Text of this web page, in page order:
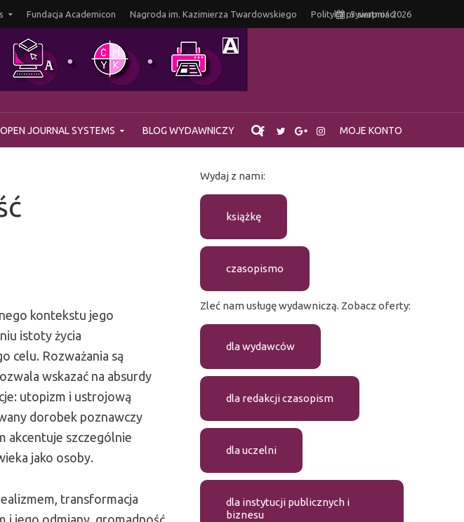
Fundacja Academicon Nagroda im. Kazimierza Twardowskiego Polityka prywatności
5 sierpnia 2026
OPEN JOURNAL SYSTEMS BLOG WYDAWNICZY MOJE KONTO
kontekstu jego
istoty życia
celu. Rozważania są
wskazać na absurdy
utopizm i ustrojową
dorobek poznawczy
akcentuje szczególnie
jako osoby.
transformacja
i jego odmiany, gromadność
Wydaj z nami:
książkę
czasopismo
Zleć nam usługę wydawniczą. Zobacz oferty:
dla wydawców
dla redakcji czasopism
dla uczelni
dla instytucji publicznych i
biznesu